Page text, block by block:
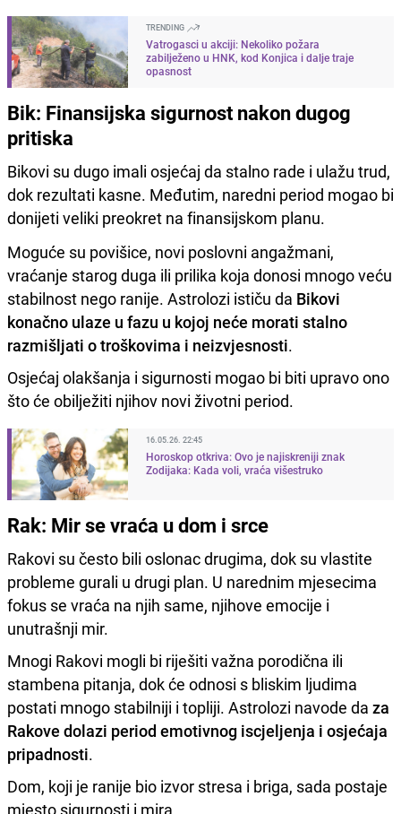
TRENDING
Vatrogasci u akciji: Nekoliko požara
zabilježeno u HNK, kod Konjica i dalje traje
opasnost
Bik: Finansijska sigurnost nakon dugog
pritiska
Bikovi su dugo imali osjećaj da stalno rade i ulažu trud,
dok rezultati kasne. Međutim, naredni period mogao bi
donijeti veliki preokret na finansijskom planu.
Moguće su povišice, novi poslovni angažmani,
vraćanje starog duga ili prilika koja donosi mnogo veću
stabilnost nego ranije. Astrolozi ističu da Bikovi
konačno ulaze u fazu u kojoj neće morati stalno
razmišljati o troškovima i neizvjesnosti.
Osjećaj olakšanja i sigurnosti mogao bi biti upravo ono
što će obilježiti njihov novi životni period.
16.05.26. 22:45
Horoskop otkriva: Ovo je najiskreniji znak
Zodijaka: Kada voli, vraća višestruko
Rak: Mir se vraća u dom i srce
Rakovi su često bili oslonac drugima, dok su vlastite
probleme gurali u drugi plan. U narednim mjesecima
fokus se vraća na njih same, njihove emocije i
unutrašnji mir.
Mnogi Rakovi mogli bi riješiti važna porodična ili
stambena pitanja, dok će odnosi s bliskim ljudima
postati mnogo stabilniji i topliji. Astrolozi navode da za
Rakove dolazi period emotivnog iscjeljenja i osjećaja
pripadnosti.
Dom, koji je ranije bio izvor stresa i briga, sada postaje
mjesto sigurnosti i mira.